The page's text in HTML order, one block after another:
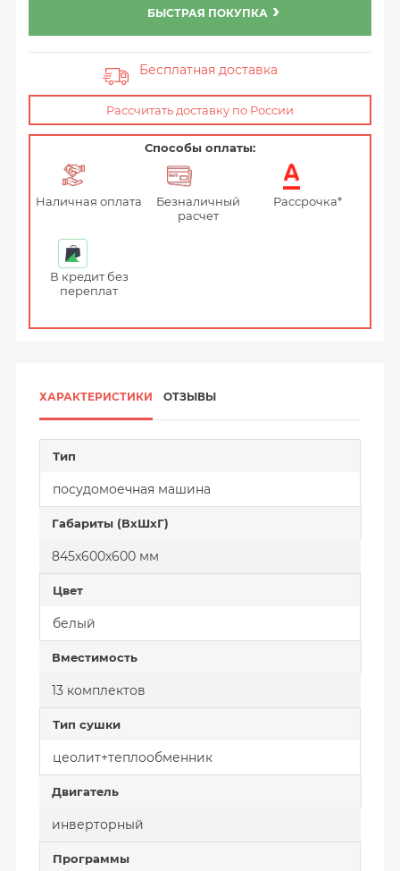
БЫСТРАЯ ПОКУПКА
Бесплатная доставка
Рассчитать доставку по России
Способы оплаты:
Наличная оплата
Безналичный
расчет
Рассрочка*
В кредит без
переплат
ХАРАКТЕРИСТИКИ ОТЗЫВЫ
Тип
посудомоечная машина
Габариты (ВхШхГ)
845х600х600 мм
Цвет
белый
Вместимость
13 комплектов
Тип сушки
цеолит+теплообменник
Двигатель
инверторный
Программы